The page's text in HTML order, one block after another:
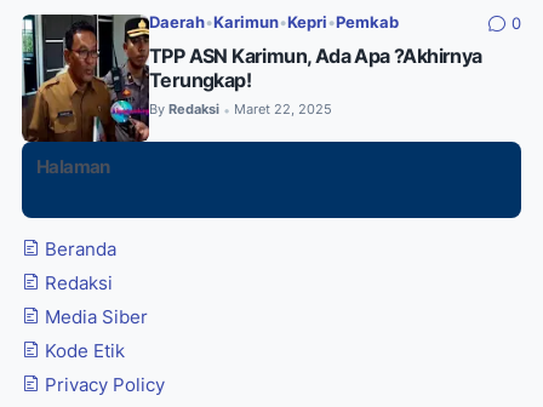
Daerah•Karimun•Kepri •Pemkab 0
TPP ASN Karimun, Ada Apa ?Akhirnya
Terungkap!
By Redaksi • Maret 22, 2025
Halaman
Beranda
Redaksi
Media Siber
Kode Etik
Privacy Policy